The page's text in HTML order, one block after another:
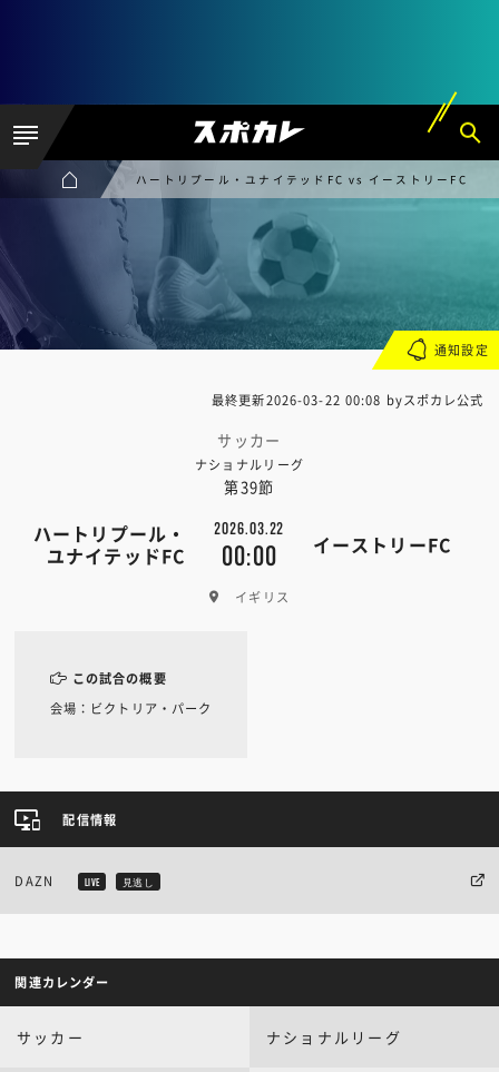
ハートリプール・ユナイテッドFC vs イーストリーFC
最終更新2026-03-22 00:08 byスポカレ公式
サッカー
ナショナルリーグ
第39節
ハートリプール・
ユナイテッドFC
2026.03.22
00:00 イーストリーFC
イギリス
通知設定
この試合の概要
会場：ビクトリア・パーク
配信情報
DAZN LIVE 見逃し
関連カレンダー
サッカー ナショナルリーグ